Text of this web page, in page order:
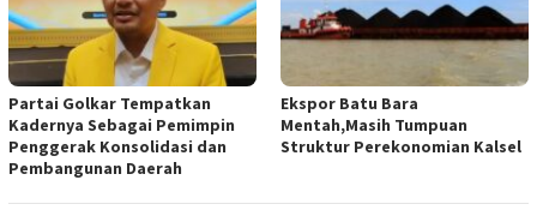
Partai Golkar Tempatkan
Kadernya Sebagai Pemimpin
Penggerak Konsolidasi dan
Pembangunan Daerah
Ekspor Batu Bara
Mentah,Masih Tumpuan
Struktur Perekonomian Kalsel